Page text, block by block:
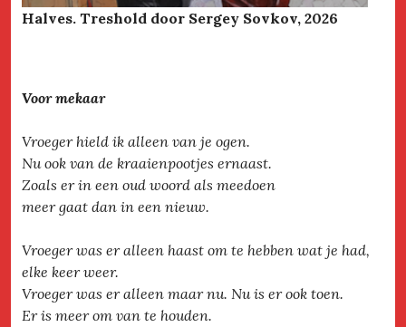
Halves. Treshold door Sergey Sovkov, 2026
Voor mekaar
Vroeger hield ik alleen van je ogen.
Nu ook van de kraaienpootjes ernaast.
Zoals er in een oud woord als meedoen
meer gaat dan in een nieuw.
Vroeger was er alleen haast om te hebben wat je had,
elke keer weer.
Vroeger was er alleen maar nu. Nu is er ook toen.
Er is meer om van te houden.